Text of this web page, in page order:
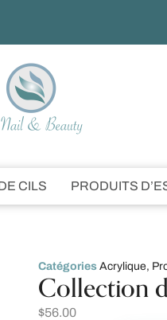
CILS PRODUITS
Catégories Acrylique,
Collection
$56.00